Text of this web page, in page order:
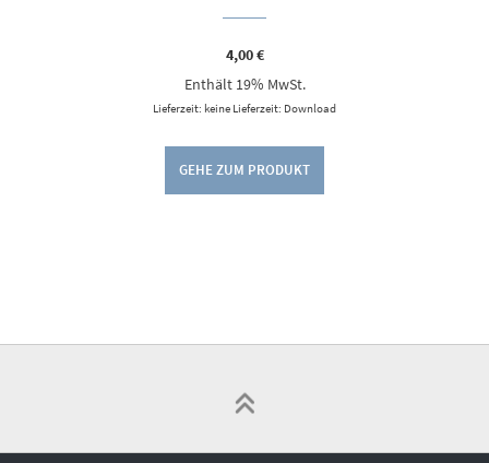
4,00€
Enthält 19% MwSt.
Lieferzeit: keine Lieferzeit: Download
GEHE ZUM PRODUKT